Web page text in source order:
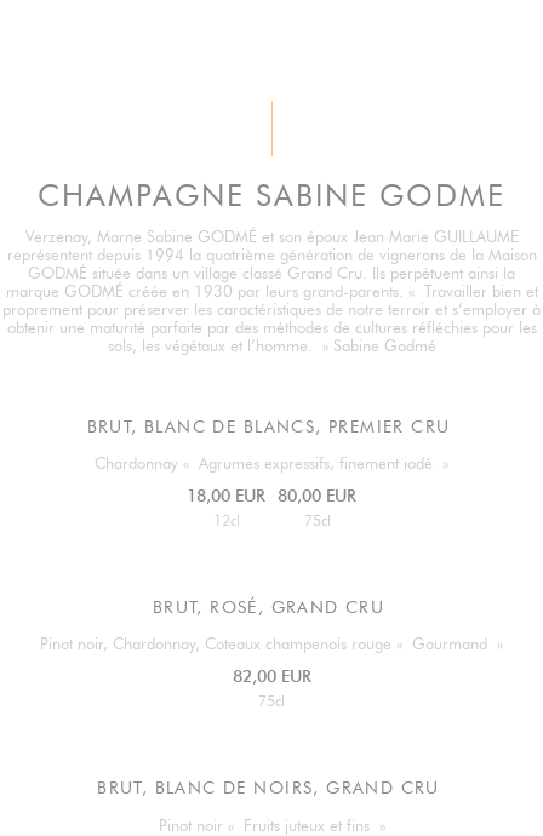
CHAMPAGNE SABINE GODME
Verzenay, Marne Sabine GODMÉ et son époux Jean Marie GUILLAUME
représentent depuis 1994 la quatrième génération de vignerons de la Maison
GODMÉ située dans un village classé Grand Cru. Ils perpétuent ainsi la
marque GODMÉ créée en 1930 par leurs grand-parents. « Travailler bien et
proprement pour préserver les caractéristiques de notre terroir et s’employer à
obtenir une maturité parfaite par des méthodes de cultures réfléchies pour les
sols, les végétaux et l’homme. » Sabine Godmé
BRUT, BLANC DE BLANCS, PREMIER CRU
Chardonnay « Agrumes expressifs, finement iodé »
18,00 EUR
12cl
80,00 EUR
75cl
BRUT, ROSÉ, GRAND CRU
Pinot noir, Chardonnay, Coteaux champenois rouge « Gourmand »
82,00 EUR
75cl
BRUT, BLANC DE NOIRS, GRAND CRU
Pinot noir « Fruits juteux et fins »